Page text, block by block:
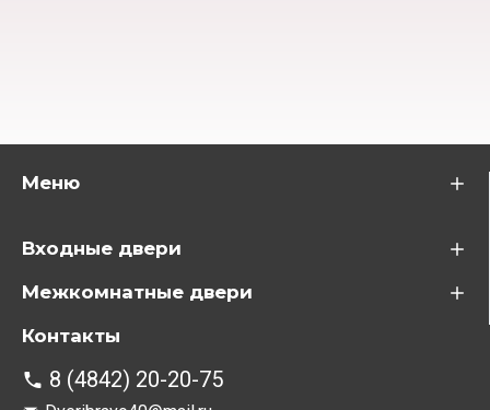
Меню
Входные двери
Межкомнатные двери
Контакты
8 (4842) 20-20-75